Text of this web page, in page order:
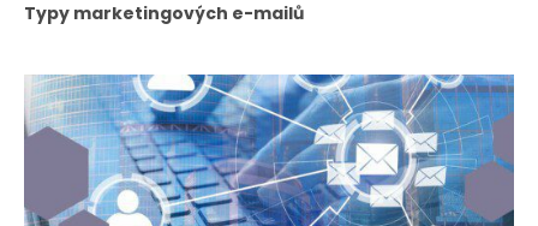
Typy marketingových e-mailů